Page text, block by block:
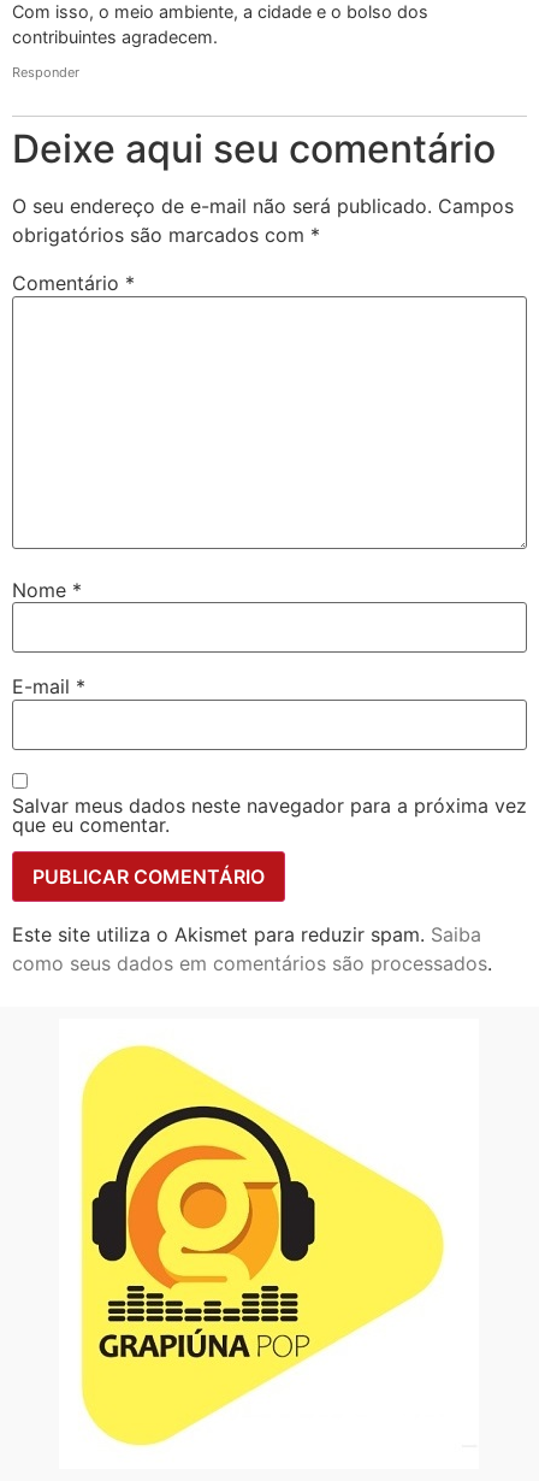
Com isso, o meio ambiente, a cidade e o bolso dos
contribuintes agradecem.
Responder
Deixe aqui seu comentário
O seu endereço de e-mail não será publicado. Campos
obrigatórios são marcados com *
Comentário *
Nome *
E-mail *
Salvar meus dados neste navegador para a próxima vez
que eu comentar.
Este site utiliza o Akismet para reduzir spam. Saiba
como seus dados em comentários são processados.